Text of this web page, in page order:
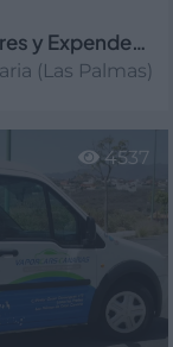
Panificadora de Productores y Expendedores de Las Palmas
(Las Palmas)
4537